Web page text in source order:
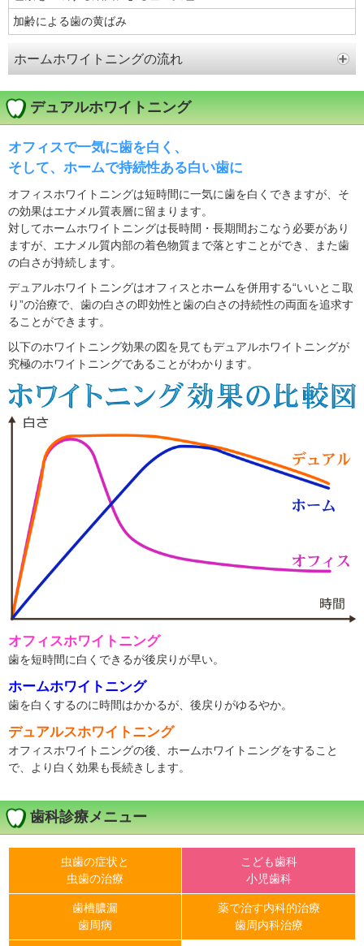
加齢による歯の黄ばみ
ホームホワイトニングの流れ
デュアルホワイトニング
オフィスで一気に歯を白く、
そして、ホームで持続性ある白い歯に
オフィスホワイトニングは短時間に一気に歯を白くできますが、そ
の効果はエナメル質表層に留まります。
対してホームホワイトニングは長時間・長期間おこなう必要があり
ますが、エナメル質内部の着色物質まで落とすことができ、また歯
の白さが持続します。
デュアルホワイトニングはオフィスとホームを併用する“いいとこ取
り”の治療で、歯の白さの即効性と歯の白さの持続性の両面を追求す
ることができます。
以下のホワイトニング効果の図を見てもデュアルホワイトニングが
究極のホワイトニングであることがわかります。
オフィスホワイトニング
歯を短時間に白くできるが後戻りが早い。
ホームホワイトニング
歯を白くするのに時間はかかるが、後戻りがゆるやか。
デュアルスホワイトニング
オフィスホワイトニングの後、ホームホワイトニングをすること
で、より白く効果も長続きします。
歯科診療メニュー
虫歯の症状と
虫歯の治療
こども歯科
小児歯科
歯槽膿漏
歯周病
薬で治す内科的治療
歯周内科治療